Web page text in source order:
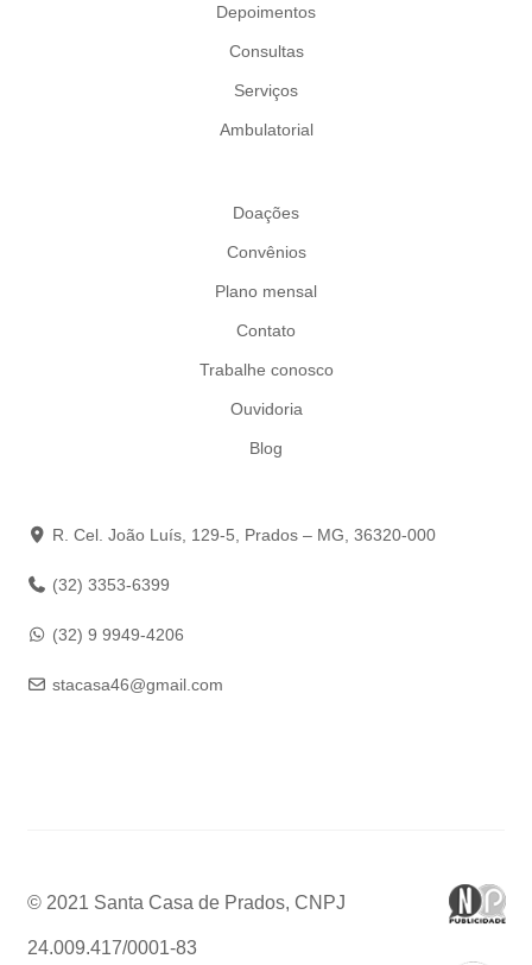
Depoimentos
Consultas
Serviços
Ambulatorial
Doações
Convênios
Plano mensal
Contato
Trabalhe conosco
Ouvidoria
Blog
R. Cel. João Luís, 129-5, Prados – MG, 36320-000
(32) 3353-6399
(32) 9 9949-4206
stacasa46@gmail.com
© 2021 Santa Casa de Prados, CNPJ
24.009.417/0001-83